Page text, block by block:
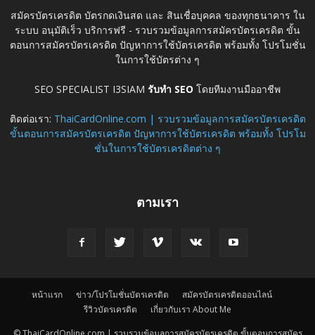
สมัครบัตรเครดิต บัตรกดเงินสด และ สินเชื่อบุคคล ของทุกธนาคาร ใน
ระบบ อนุมัติเร็ว บริการฟรี - รวบรวมข้อมูลการสมัครบัตรเครดิต ขั้น
ตอนการสมัครบัตรเครดิต ปัญหาการใช้บัตรเครดิต พร้อมทั้ง โปรโมชั่น
ในการใช้บัตรต่าง ๆ
SEO SPECIALIST I3SIAM รับทำ SEO โดยทีมงานมืออาชีพ
ติดต่อเรา: ThaiCardOnline.com | รวบรวมข้อมูลการสมัครบัตรเครดิต
ขั้นตอนการสมัครบัตรเครดิต ปัญหาการใช้บัตรเครดิต พร้อมทั้ง โปรโม
ชั่นในการใช้บัตรเครดิตต่าง ๆ
ตามเรา
หน้าแรก ข่าว/โปรโมชั่นบัตรเครดิต
สมัครบัตรเครดิตออนไลน์
รีวิวบัตรเครดิต
เกี่ยวกับเรา About Me